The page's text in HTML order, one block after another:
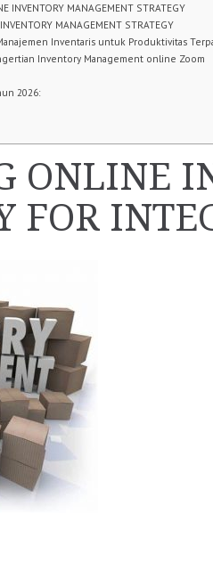
INVENTORY MANAGEMENT STRATEGY
MANAGEMENT STRATEGY
Inventaris untuk Produktivitas
Inventory Management online Zoom
2026:
ONLINE
FOR